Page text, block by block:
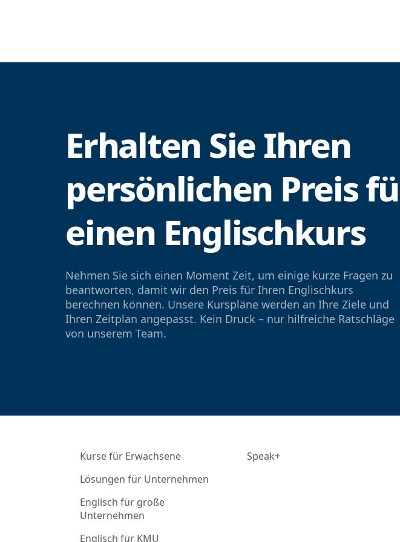
Erhalten Sie Ihren
persönlichen Preis
einen Englischkurs
Nehmen Sie sich einen Moment Zeit, um einige kurze Fragen zu
beantworten, damit wir den Preis für Ihren Englischkurs
berechnen können. Unsere Kurspläne werden an Ihre Ziele und
Ihren Zeitplan angepasst. Kein Druck – nur hilfreiche Ratschläge
von unserem Team.
Kurse für Erwachsene
Lösungen für Unternehmen
Englisch für große
Unternehmen
Englisch für KMU
Speak+